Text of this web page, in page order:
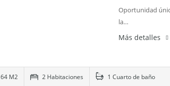
Oportunidad
la…
Más detalles
64 M2 2 Habitaciones 1 Cuarto de baño